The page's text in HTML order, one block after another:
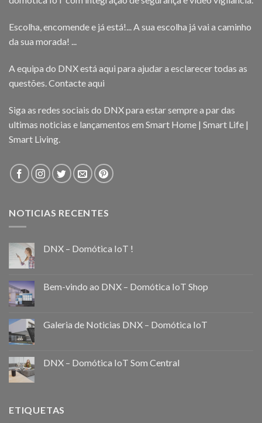
Escolha, encomende e já está!... A sua escolha já vai a caminho
da sua morada! ...
A equipa do DNX está aqui para ajudar a esclarecer todas as
questões.Contacte aqui
Siga as redes sociais do DNX para estar sempre a par das
ultimas noticias e lançamentos em Smart Home | Smart Life |
Smart Living.
NOTICIAS RECENTES
DNX – Domótica IoT !
Bem-vindo ao DNX – Domótica IoT Shop
Galeria de Noticias DNX – Domótica IoT
DNX – Domótica IoT Som Central
ETIQUETAS